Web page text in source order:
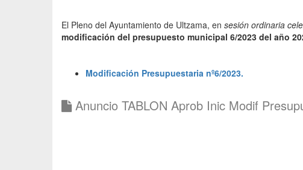
El Pleno del Ayuntamiento de Ultzama, en sesión ordinaria
modificación del presupuesto municipal 6/2023 del año
Modificación Presupuestaria nº6/2023.
Anuncio TABLON Aprob Inic Modif